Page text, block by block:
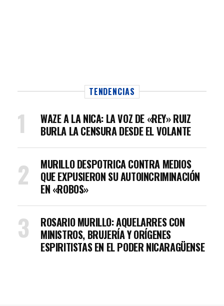
TENDENCIAS
WAZE A LA NICA: LA VOZ DE «REY» RUIZ
BURLA LA CENSURA DESDE EL VOLANTE
MURILLO DESPOTRICA CONTRA MEDIOS
QUE EXPUSIERON SU AUTOINCRIMINACIÓN
EN «ROBOS»
ROSARIO MURILLO: AQUELARRES CON
MINISTROS, BRUJERÍA Y ORÍGENES
ESPIRITISTAS EN EL PODER NICARAGÜENSE